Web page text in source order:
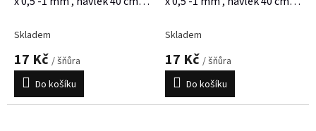
Skladem
17 Kč / šňůra
Do košíku
Skladem
17 Kč / šňůra
Do košíku